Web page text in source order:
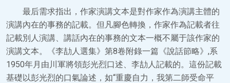
最后需求指出，作家演講文本是對作家作為演講主體的
演講內在的事務的記載。但凡腳色轉換，作家作為記載者往
記載別人演講、講話內在的事務的文本一概不屬于該作家的
演講文本。《李劼人選集》第8卷附錄一篇《說話節略》,系
1950年月由川軍將領彭光烈口述、李劼人記載的。這份記載
基礎以彭光烈的口氣論述，如“重慶自力，我第二師受命平